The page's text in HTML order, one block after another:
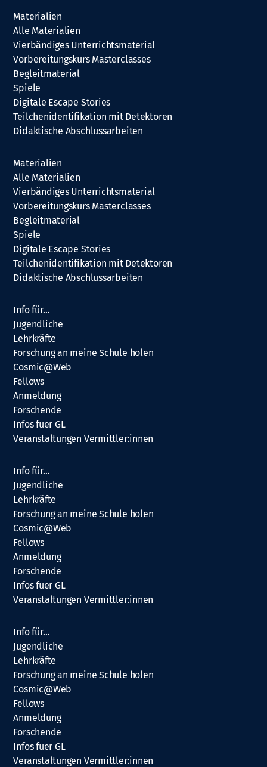
Materialien
Alle Materialien
Vierbändiges Unterrichtsmaterial
Vorbereitungskurs Masterclasses
Begleitmaterial
Spiele
Digitale Escape Stories
Teilchenidentifikation mit Detektoren
Didaktische Abschlussarbeiten
Materialien
Alle Materialien
Vierbändiges Unterrichtsmaterial
Vorbereitungskurs Masterclasses
Begleitmaterial
Spiele
Digitale Escape Stories
Teilchenidentifikation mit Detektoren
Didaktische Abschlussarbeiten
Info für…
Jugendliche
Lehrkräfte
Forschung an meine Schule holen
Cosmic@Web
Fellows
Anmeldung
Forschende
Infos fuer GL
Veranstaltungen Vermittler:innen
Info für…
Jugendliche
Lehrkräfte
Forschung an meine Schule holen
Cosmic@Web
Fellows
Anmeldung
Forschende
Infos fuer GL
Veranstaltungen Vermittler:innen
Info für…
Jugendliche
Lehrkräfte
Forschung an meine Schule holen
Cosmic@Web
Fellows
Anmeldung
Forschende
Infos fuer GL
Veranstaltungen Vermittler:innen